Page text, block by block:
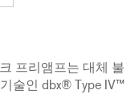
프리앰프는 대체 불
술인 dbx® Type IV™